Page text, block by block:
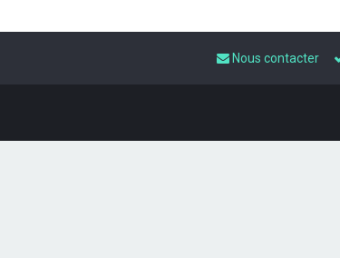
Nous contacter